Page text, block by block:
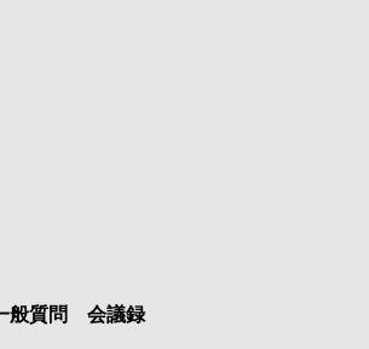
般質問 会議録